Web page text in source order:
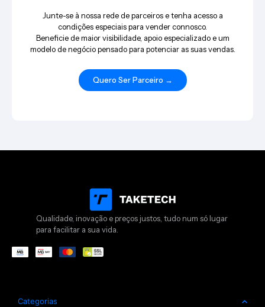
Junte-se à nossa rede de parceiros e tenha acesso a
condições especiais para vender connosco.
Beneficie de maior visibilidade, apoio especializado e um
modelo de negócio pensado para potenciar as suas vendas.
Quero Ser Parceiro →
Qualidade, inovação e preços justos, tudo num só lugar
para facilitar a sua vida.
Categorias